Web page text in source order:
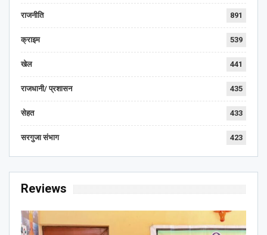
राजनीति 891
क्राइम 539
खेल 441
राजधानी/ प्रशासन 435
सेहत 433
सरगुजा संभाग 423
Reviews